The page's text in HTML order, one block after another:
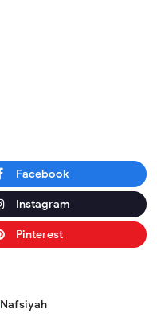
Facebook
Instagram
Pinterest
Nafsiyah